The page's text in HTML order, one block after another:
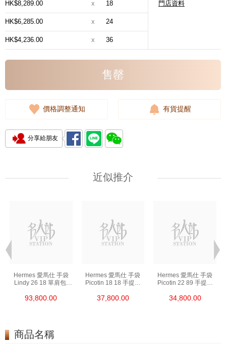
門店資料
HK$8,289.00 x 18
HK$6,285.00 x 24
HK$4,236.00 x 36
售罄
價格調整通知 有貨提醒
分享給朋友
近似推介
Hermes 愛馬仕 手袋
Lindy 26 18 單肩包/
93,800.00
Hermes 愛馬仕 手袋
Picotin 18 18 手提包
37,800.00
Hermes 愛馬仕 手袋
Picotin 22 89 手提包
34,800.00
商品名稱